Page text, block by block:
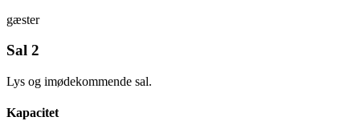
gæster
Sal 2
Lys og imødekommende sal.
Kapacitet